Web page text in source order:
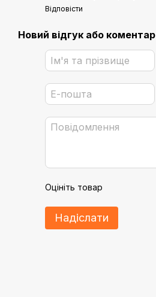
Відповісти
Новий відгук або коментар
Оцініть товар
Надіслати